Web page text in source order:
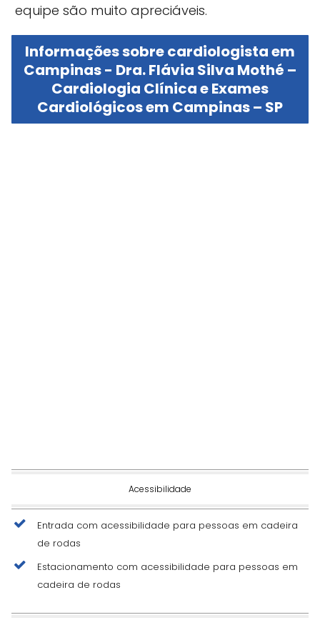
equipe são muito apreciáveis.
Informações sobre cardiologista em
Campinas - Dra. Flávia Silva Mothé –
Cardiologia Clínica e Exames
Cardiológicos em Campinas – SP
Acessibilidade
Entrada com acessibilidade para pessoas em cadeira
de rodas
Estacionamento com acessibilidade para pessoas em
cadeira de rodas